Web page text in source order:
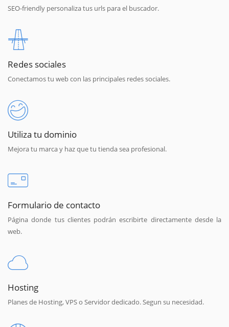
SEO-friendly personaliza tus urls para el buscador.
Redes sociales
Conectamos tu web con las principales redes sociales.
Utiliza tu dominio
Mejora tu marca y haz que tu tienda sea profesional.
Formulario de contacto
Página donde tus clientes podrán escribirte directamente desde la
web.
Hosting
Planes de Hosting, VPS o Servidor dedicado. Segun su necesidad.